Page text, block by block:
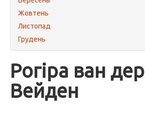
Жовтень
Листопад
Грудень
Рогіра ван дер
Вейден